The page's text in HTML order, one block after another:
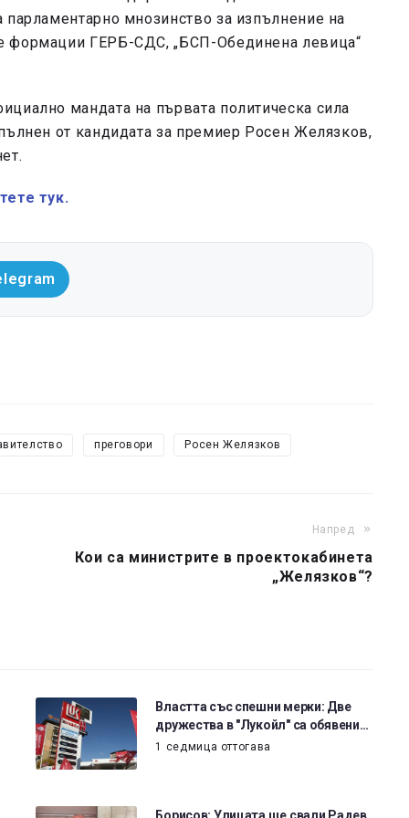
мнозинство за изпълнение на
формации ГЕРБ-СДС, „БСП-Обединена левица“
мандата на първата политическа сила
от кандидата за премиер Росен Желязков,
тук.
преговори Росен Желязков
Напред
Кои са министрите в проектокабинета
„Желязков“?
Властта със спешни мерки: Две
дружества в "Лукойл" са обявени…
1 седмица оттогава
Борисов: Улицата ще свали Радев,